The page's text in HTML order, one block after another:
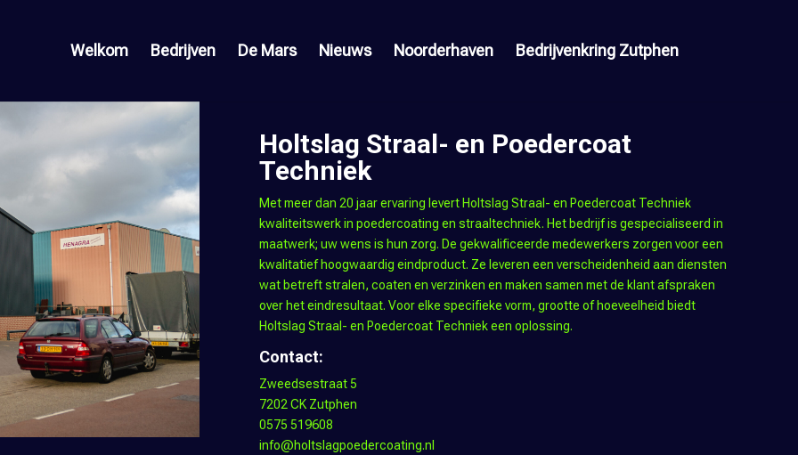
Welkom Bedrijven De Mars Nieuws Noorderhaven Bedrijvenkring Zutphen
Holtslag Straal- en Poedercoat
Techniek
Met meer dan 20 jaar ervaring levert Holtslag Straal- en Poedercoat Techniek
kwaliteitswerk in poedercoating en straaltechniek. Het bedrijf is gespecialiseerd in
maatwerk; uw wens is hun zorg. De gekwalificeerde medewerkers zorgen voor een
kwalitatief hoogwaardig eindproduct. Ze leveren een verscheidenheid aan diensten
wat betreft stralen, coaten en verzinken en maken samen met de klant afspraken
over het eindresultaat. Voor elke specifieke vorm, grootte of hoeveelheid biedt
Holtslag Straal- en Poedercoat Techniek een oplossing.
Contact:
Zweedsestraat 5
7202 CK Zutphen
0575 519608
info@holtslagpoedercoating.nl